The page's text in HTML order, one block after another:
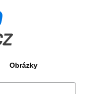
Obrázky